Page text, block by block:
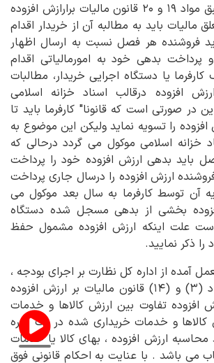
با توجه به اینکه طبق مواد ۱۹ و ۲۰ قانون مالیات برارازش افزوده
مالیات باید به مطالبه آن از خریدار اقدام
فروشنده هر فصل نسبت به ارسال اظهار
پرداخت بدهی خود به امورمالیاتی اقدام
یا دستگاه اجرایی خریدار، مطالبات
افزوده درقالب اسناد خزانه اسلامی
در صورتی است که قانونا" کارفرما باید تا
افزوده را تسویه نماید ولیکن این موضوع به
خزانه اسلامی موکول می گردد درحالی که
باید بدهی ارزش افزوده خود را پرداخت
فروشنده ارزش افزوده را درسال جاری پرداخت
آن توسط کارفرما به سال بعد موکول می
بخشی از بدهی مسجل شده دستگاه
علت اینکه ارزش افزوده مشمول حفظ
ذکر نمایید.
آمده از اداره کل نظارت بر اجرای بودجه ،
به موجب مفاد مواد (۳) و (۱۴) قانون مالیات بر ارزش افزوده
، ارزش افزوده تفاوت بین ارزش کالاها و خدمات
و خدمات خریداری شده در یک دوره
ارزش افزوده ، بهای کالا یا خدمات
می باشد . با عنایت به احکام قانونی فوق